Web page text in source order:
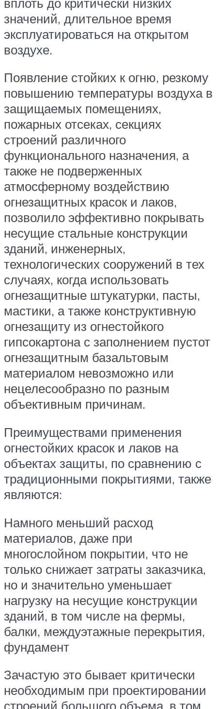
значений, длительное время
эксплуатироваться на открытом
воздухе.
Появление стойких к огню, резкому
повышению температуры воздуха в
защищаемых помещениях,
пожарных отсеках, секциях
строений различного
функционального назначения, а
также не подверженных
атмосферному воздействию
огнезащитных красок и лаков,
позволило эффективно покрывать
несущие стальные конструкции
зданий, инженерных,
технологических сооружений в тех
случаях, когда использовать
огнезащитные штукатурки, пасты,
мастики, а также конструктивную
огнезащиту из огнестойкого
гипсокартона с заполнением пустот
огнезащитным базальтовым
материалом невозможно или
нецелесообразно по разным
объективным причинам.
Преимуществами применения
огнестойких красок и лаков на
объектах защиты, по сравнению с
традиционными покрытиями, также
являются:
Намного меньший расход
материалов, даже при
многослойном покрытии, что не
только снижает затраты заказчика,
но и значительно уменьшает
нагрузку на несущие конструкции
зданий, в том числе на фермы,
балки, междуэтажные перекрытия,
фундамент
Зачастую это бывает критически
необходимым при проектировании
строений большого объема, в том